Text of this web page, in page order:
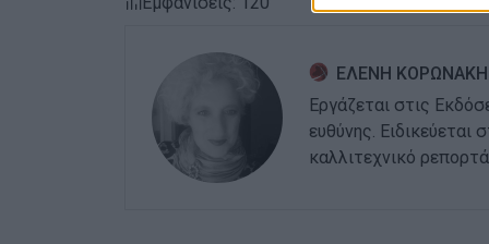
ΕΛΕΝΗ ΚΟΡΩΝΑΚΗ
Εργάζεται στις
ευθύνης. Ειδικεύεται
καλλιτεχνικό